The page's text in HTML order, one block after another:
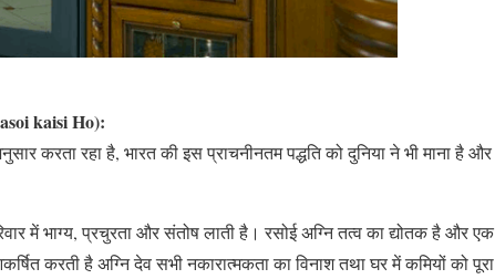
kaisi Ho):
करता रहा है, भारत की इस प्राचनीनतम पद्धति को दुनिया ने भी माना है और
में भाग्य, प्रचुरता और संतोष लाती है। रसोई अग्नि तत्व का द्योतक है और एक
करती है अग्नि देव सभी नकारात्मकता का विनाश तथा घर में कमियों को पूरा